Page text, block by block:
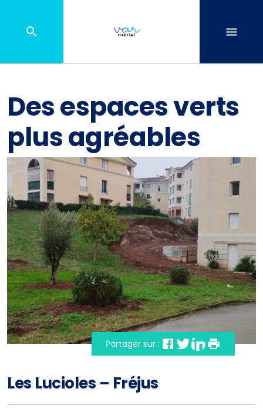
Des espaces verts
plus agréables
Partager sur :
Les Lucioles – Fréjus